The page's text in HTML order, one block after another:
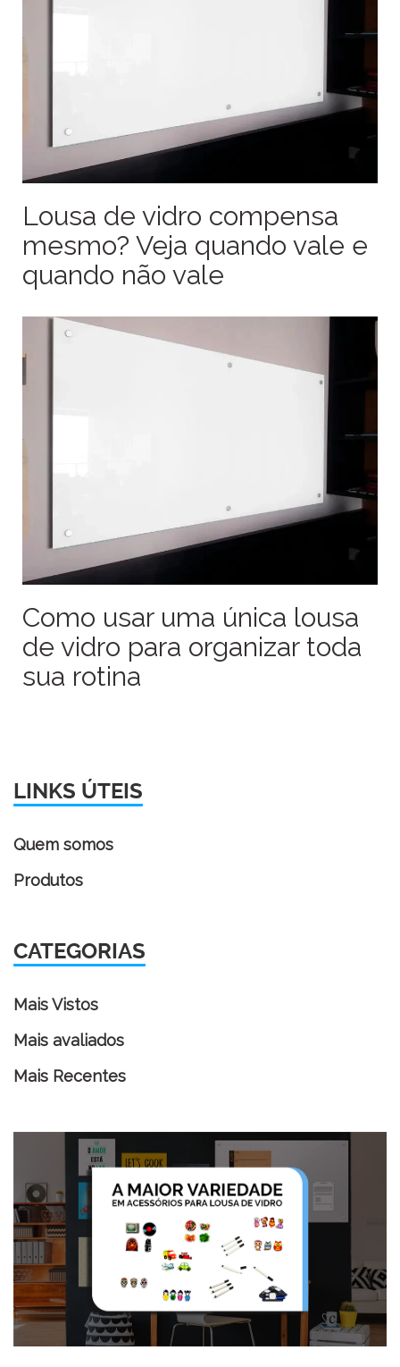
Lousa de vidro compensa
mesmo? Veja quando vale e
quando não vale
Como usar uma única lousa
de vidro para organizar toda
sua rotina
LINKS ÚTEIS
Quem somos
Produtos
CATEGORIAS
Mais Vistos
Mais avaliados
Mais Recentes